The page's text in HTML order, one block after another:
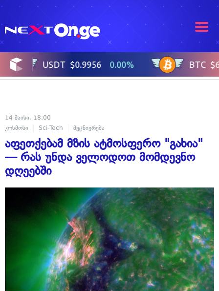
14 მაისი, 18:00
კოსმოსი
Sci-Tech მეცნიერება
აფეთქებამ მზის ატმოსფერო "გახია"
— რას უნდა ველოდოთ მომდევნო
დღეებში